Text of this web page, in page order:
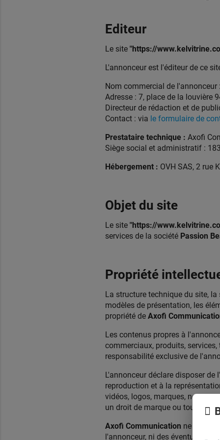
Editeur
Le site "https://
L'annonceur est l'éditeur de ce
Nom commercial de l'annonceur :
Adresse : 7, place de la louvière
Directeur de rédaction et de
Contact : via le formulaire de
Prestataire technique : Axofi
Siège social et administratif :
Hébergement : OVH SAS, 2 rue
Objet du site
Le site "https://
services de la société Passion
Propriété
La structure technique du site,
modèles de présentation, les
propriété de Axofi
Les contenus propres à
commerciaux, produits,
responsabilité exclusive de
L'annonceur déclare disposer
reproduction et à la
vidéos, logos, marques, noms
un droit de marque ou tout autre
Axofi Communication ne saurait
l'annonceur, ni des éventuelles